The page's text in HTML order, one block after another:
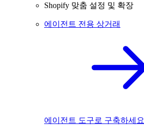
Shopify 맞춤 설정 및 확장
에이전트 전용 상거래
에이전트 도구로 구축하세요